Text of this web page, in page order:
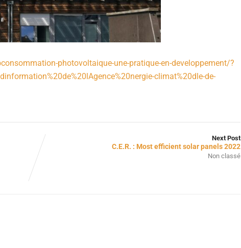
photovoltaique-une-pratique-en-developpement/?
climat%20dle-de-
Next Post
C.E.R. : Most efficient solar panels 2022
Non classé